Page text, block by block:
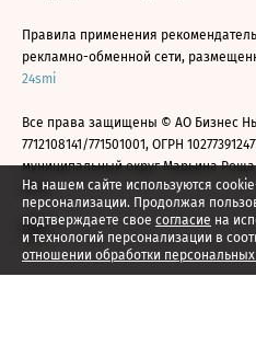
На нашем сайте используются
персонализации. Продолжая
подтверждаете свое согласие на
и технологий персонализации в
отношении обработки
Правила применения
рекламно-обменной сети,
24smi
Все права защищены © АО Бизнес
7712108141/771501001, ОГРН
муниципальный округ Марьина
2026